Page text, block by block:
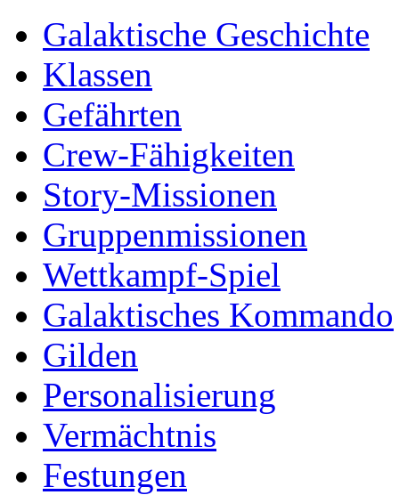
Galaktische Geschichte
Klassen
Gefährten
Crew-Fähigkeiten
Story-Missionen
Gruppenmissionen
Wettkampf-Spiel
Galaktisches Kommando
Gilden
Personalisierung
Vermächtnis
Festungen